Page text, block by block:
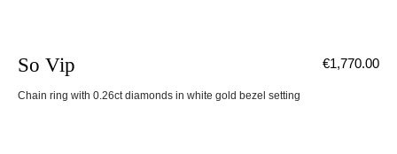
So Vip
Chain ring with 0.26ct diamonds in white gold bezel setting
€1,770.00